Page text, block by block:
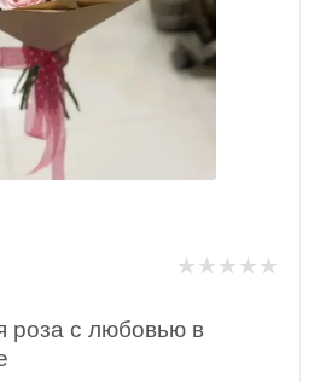
роза с любовью в